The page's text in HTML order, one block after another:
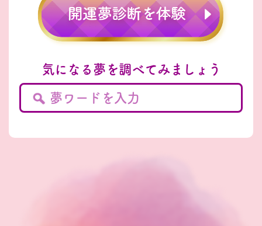
気になる夢を調べてみましょう